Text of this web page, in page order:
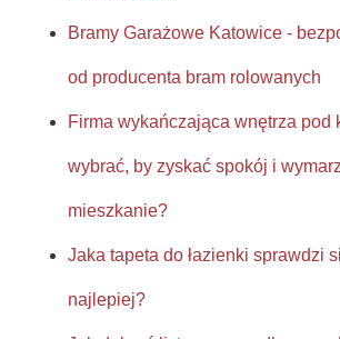
Bramy Garażowe Katowice -
od producenta bram rolowanych
Firma wykańczająca wnętrza pod
wybrać, by zyskać spokój i
mieszkanie?
Jaka tapeta do łazienki sprawdzi
najlepiej?